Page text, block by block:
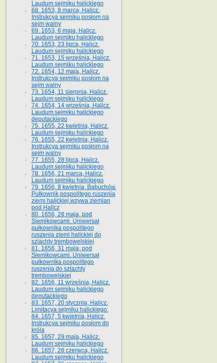
Laudum sejmiku halickiego
68. 1653, 8 marca, Halicz.
Instrukcya sejmiku posłom na
sejm walny
69. 1653, 6 maja, Halicz.
Laudum sejmiku halickiego
70. 1653, 23 lipca, Halicz.
Laudum sejmiku halickiego
71. 1653, 15 września, Halicz.
Laudum sejmiku halickiego
72. 1654, 12 maja, Halicz.
Instrukcya sejmiku posłom na
sejm walny
73. 1654, 11 sierpnia, Halicz.
Laudum sejmiku halickiego
74. 1654, 14 września, Halicz.
Laudum sejmiku halickiego
deputackiego
75. 1655, 22 kwietnia, Halicz.
Laudum sejmiku halickiego
76. 1655, 22 kwietnia, Halicz.
Instrukcya sejmiku posłom na
sejm walny
77. 1655, 28 lipca, Halicz.
Laudum sejmiku halickiego
78. 1656, 21 marca, Halicz.
Laudum sejmiku halickiego
79. 1656, 8 kwietnia, Babuchów.
Pułkownik pospolitego ruszenia
ziemi halickiej wzywa ziemian
pod Halicz
80. 1656, 26 maja, pod
Siemikowcami. Uniwersał
pułkownika pospolitego
ruszenia ziemi halickiej do
szlachty trembowelskiej
81. 1656, 31 maja, pod
Siemikowcami. Uniwersał
pułkownika pospolitego
ruszenia do szlachty
trembowelskiej
82. 1656, 11 września, Halicz.
Laudum sejmiku halickiego
deputackiego
83. 1657, 20 stycznia, Halicz.
Limitacya sejmiku halickiego.
84. 1657, 5 kwietnia, Halicz.
Instrukcya sejmiku posłom do
króla
85. 1657, 29 maja, Halicz.
Laudum sejmiku halickiego
86. 1657, 26 czerwca, Halicz.
Laudum sejmiku halickiego